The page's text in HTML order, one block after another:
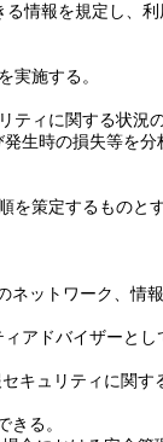
情報を規定し、
実施する。
ティに関する状況
生時の損失等を分
策定するものとす
ネットワーク、情
アドバイザーとし
キュリティに関す
る。